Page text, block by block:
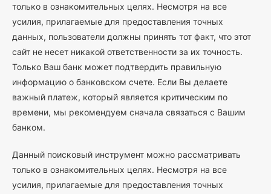
только в ознакомительных целях. Несмотря на все
усилия, прилагаемые для предоставления точных
данных, пользователи должны принять тот факт, что этот
сайт не несет никакой ответственности за их точность.
Только Ваш банк может подтвердить правильную
информацию о банковском счете. Если Вы делаете
важный платеж, который является критическим по
времени, мы рекомендуем сначала связаться с Вашим
банком.
Данный поисковый инструмент можно рассматривать
только в ознакомительных целях. Несмотря на все
усилия, прилагаемые для предоставления точных